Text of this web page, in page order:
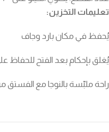
تعليمات التخزين:
يُحفظ في مكان بارد وجاف
يُغلق بإحكام بعد الفتح للحفاظ
راحة ملبّسة بالنوجا مع